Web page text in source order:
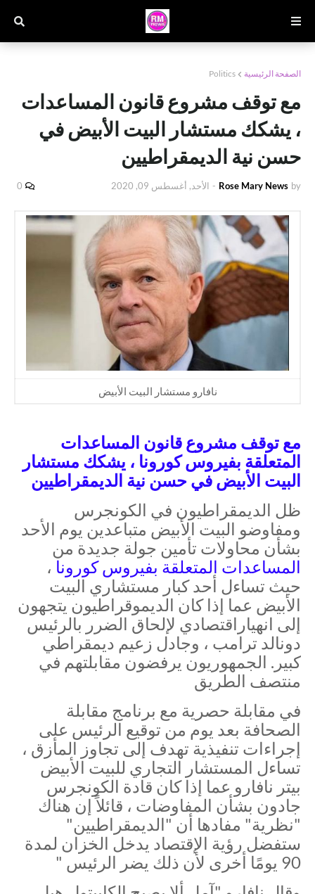
الصفحة الرئيسية Politics
مع توقف مشروع قانون المساعدات
، يشكك مستشار البيت الأبيض في
حسن نية الديمقراطيين
by
Rose Mary News
- الأحد, أغسطس 09, 2020 0
نافارو مستشار البيت الأبيض
مع توقف مشروع قانون المساعدات
المتعلقة بفيروس كورونا ، يشكك مستشار
البيت الأبيض في حسن نية الديمقراطيين
ظل الديمقراطيون في الكونجرس
ومفاوضو البيت الأبيض متباعدين يوم الأحد
بشأن محاولات تأمين جولة جديدة من
المساعدات المتعلقة بفيروس كورونا ،
حيث تساءل أحد كبار مستشاري البيت
الأبيض عما إذا كان الديموقراطيون يتجهون
إلى انهياراقتصادي لإلحاق الضرر بالرئيس
دونالد ترامب ، وجادل زعيم ديمقراطي
كبير. الجمهوريون يرفضون مقابلتهم في
منتصف الطريق
في مقابلة حصرية مع برنامج مقابلة
الصحافة بعد يوم من توقيع الرئيس على
إجراءات تنفيذية تهدف إلى تجاوز المأزق ،
تساءل المستشار التجاري للبيت الأبيض
بيتر نافارو عما إذا كان قادة الكونجرس
جادون بشأن المفاوضات ، قائلاً إن هناك
"نظرية" مفادها أن "الديمقراطيين"
ستفضل رؤية الإقتصاد يدخل الخزان لمدة
90 يومًا أخرى لأن ذلك يضر الرئيس "